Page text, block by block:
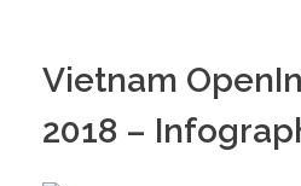
Vietnam
2018 –